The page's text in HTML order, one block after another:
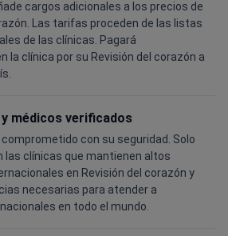
cargos adicionales a los precios de
Las tarifas proceden de las listas
de las clínicas. Pagará
la clínica por su Revisión del corazón a
médicos verificados
con su seguridad. Solo
las clínicas que mantienen altos
en Revisión del corazón y
necesarias para atender a
en todo el mundo.